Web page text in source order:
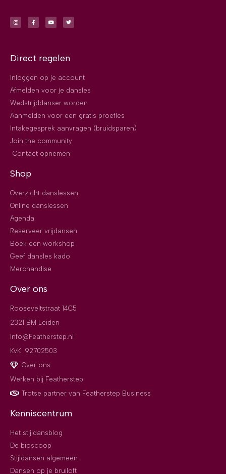
Direct regelen
Inloggen op je account
Afmelden voor je dansles
Wedstrijddanser worden
Aanmelden voor een gratis proefles
Intakegesprek aanvragen (bruidsparen)
Join the community
Contact opnemen
Shop
Overzicht danslessen
Online danslessen
Agenda
Reserveer vrijdansen
Boek een workshop
Geef dansles kado
Merchandise
Over ons
Rooseveltstraat 14C5
2321 BM Leiden
Info@Featherstep.nl
KvK: 92702503
Over ons
Werken bij Featherstep
Trotse partner van Featherstep Business
Kenniscentrum
Het stijldansblog
De bioscoop
Stijldansen algemeen
Dansen op je bruiloft